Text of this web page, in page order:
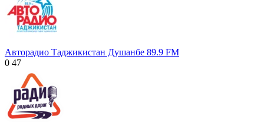
Авторадио Таджикистан Душанбе 89.9 FM
0 47